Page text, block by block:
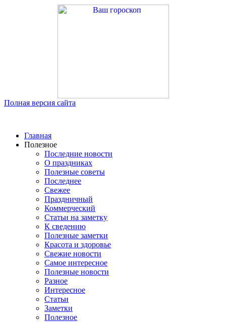
Полная версия сайта
Главная
Полезное
Последние новости
О праздниках
Полезные советы
Последнее
Свежее
Праздничный
Коммерческий
Статьи на заметку
К сведению
Полезные заметки
Красота и здоровье
Свежие новости
Самое интересное
Полезные новости
Разное
Интересное
Статьи
Заметки
Полезное